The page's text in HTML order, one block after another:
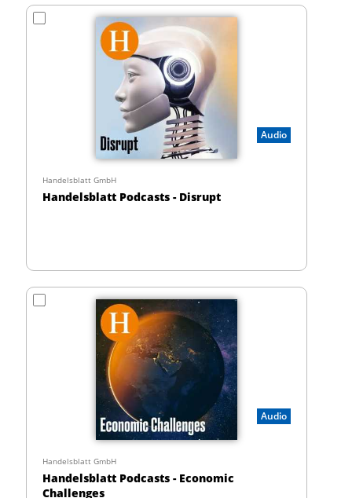
Audio
Handelsblatt GmbH
Handelsblatt Podcasts - Disrupt
Audio
Handelsblatt GmbH
Handelsblatt Podcasts - Economic
Challenges